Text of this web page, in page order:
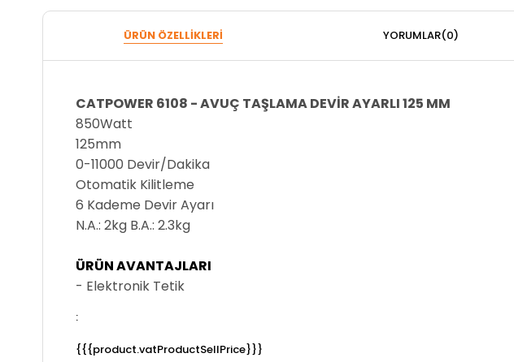
ÜRÜN ÖZELLIKLERI YORUMLAR(0)
CATPOWER 6108 - AVUÇ TAŞLAMA DEVİR AYARLI 125 MM
850Watt
125mm
0-11000 Devir/Dakika
Otomatik Kilitleme
6 Kademe Devir Ayarı
N.A.: 2kg B.A.: 2.3kg
ÜRÜN AVANTAJLARI
- Elektronik Tetik
:
{{{product.vatProductSellPrice}}}